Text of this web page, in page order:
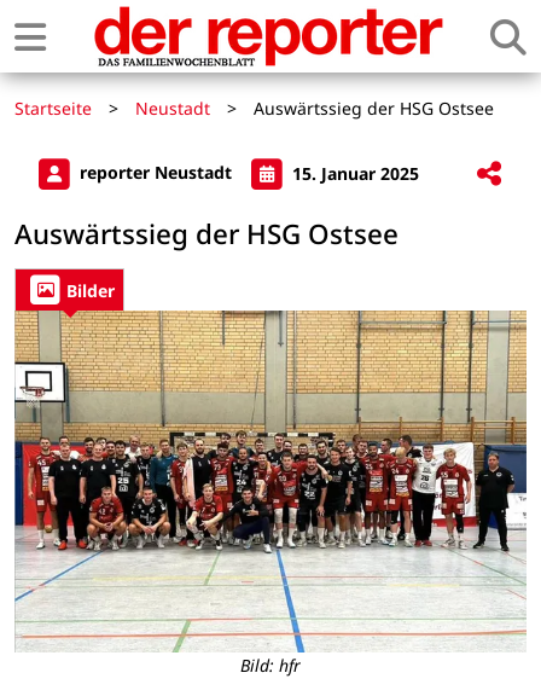
Startseite > Neustadt > Auswärtssieg der HSG Ostsee
reporter Neustadt 15. Januar 2025
Auswärtssieg der HSG Ostsee
Bilder
Bild: hfr